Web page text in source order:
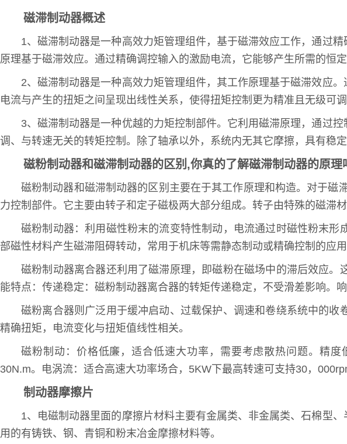
磁滞制动器概述
1、磁滞制动器是一种高效力矩管理组件，基于磁滞效应工作，通过
原理基于磁滞效应。通过精确调控输入的激励电流，它能够产生所需的恒定
2、磁滞制动器是一种高效力矩管理组件，其工作原理基于磁滞效应
电流与产生的扭矩之间呈现出线性关系，使得扭矩控制更为精准且无级可
3、磁滞制动器是一种优越的力矩控制部件。它利用磁滞原理，通过
调、与转速无关的转矩控制。除了轴承以外，系统内无其它摩擦，具有稳
磁粉制动器和磁滞制动器的区别,你真的了解磁滞制动器的原理
磁粉制动器和磁滞制动器的区别主要在于其工作原理和构造。对于
力控制部件。它主要由转子和定子磁极两大部分组成。转子由特殊的磁滞
磁粉制动器：利用磁性粉末的流变特性制动，电流通过时磁性粉末
部磁性材料产生磁滞阻碍转动，常用于机床等需静态制动或精确控制的应用
磁粉制动器离合器还利用了磁滞原理，即磁粉在磁场中的滞后效应
能特点：传递稳定：磁粉制动器离合器的转矩传递稳定，不受滑差影响。
磁粉离合器则广泛用于缓冲启动、过载保护、调速和卷绕系统中的
精确扭矩，电流变化与扭矩值线性相关。
磁粉制动：价格低廉，适合低速大功率，需要考虑散热问题。精
30N.m。电涡流：适合高速大功率场合，5KW下最高转速可支持30，
制动器摩擦片
1、电磁制动器里面的摩擦片材料主要有金属类、非金属类、石棉型
用的有铸铁、钢、青铜和粉末冶金摩擦材料等。